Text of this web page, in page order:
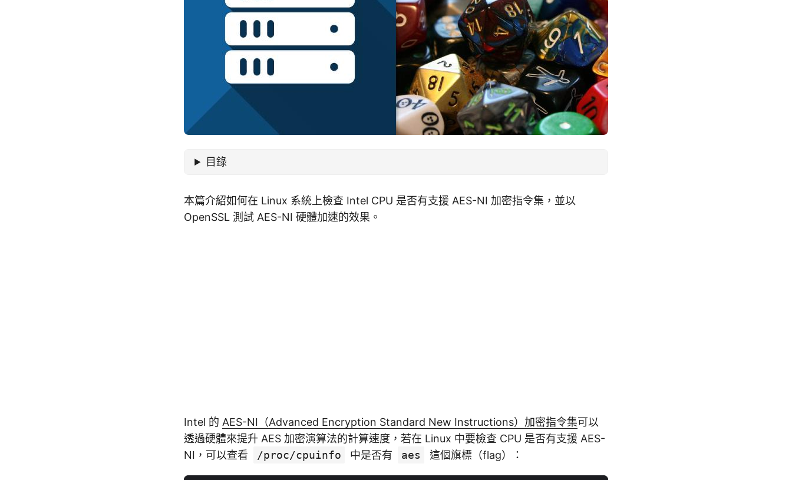
目錄
本篇介紹如何在 Linux 系統上檢查 Intel CPU 是否有支援 AES-NI 加密指令集，並以
OpenSSL 測試 AES-NI 硬體加速的效果。
Intel 的 AES-NI（Advanced Encryption Standard New Instructions）加密指令集可以
透過硬體來提升 AES 加密演算法的計算速度，若在 Linux 中要檢查 CPU 是否有支援 AES-
NI，可以查看
/proc/cpuinfo 中是否有 aes 這個旗標（flag）：